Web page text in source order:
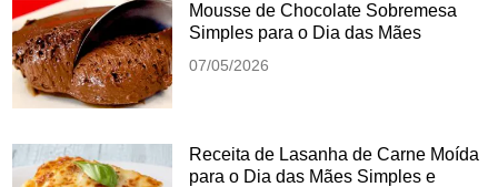
Mousse de Chocolate Sobremesa
Simples para o Dia das Mães
07/05/2026
Receita de Lasanha de Carne Moída
para o Dia das Mães Simples e